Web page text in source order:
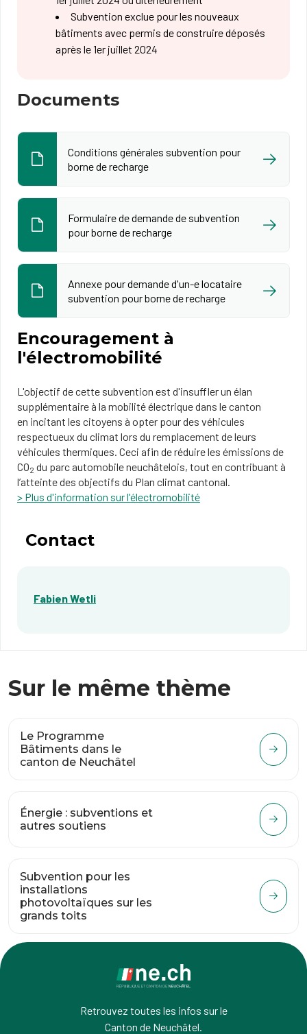
Subvention exclue pour les nouveaux
bâtiments​​ avec permis de construire déposés
après le 1er juillet 2024​
Documents
Conditions générales subvention pour
borne de recharge
Formulaire de demande de subvention
pour borne de recharge
Annexe pour demande d'un-e locataire
subvention pour borne de recharge
Encouragement à
l'électromobilité
​L'objectif de cette subvention est d'insuffler un élan
supplémentaire à la mobilité électrique dans le canton
en incitant les citoyens à opter pour des véhicules
respectueux du climat lors du remplacement de leurs
véhicules thermiques. Ceci afin de réduire les émissions de
CO2 du parc automobile neuchâtelois, tout en contribuant à
l’atteinte des objectifs du Plan climat cantonal.​
> Plus d'information sur l'électromobilité
Contact
Fabien Wetli​
Sur le même thème
Le Programme
Bâtiments dans le
canton de Neuchâtel
Énergie : subventions et
autres soutiens
Subvention pour les
installations
photovoltaïques sur les
grands toits
Retrouvez toutes les infos sur le
Canton de Neuchâtel.